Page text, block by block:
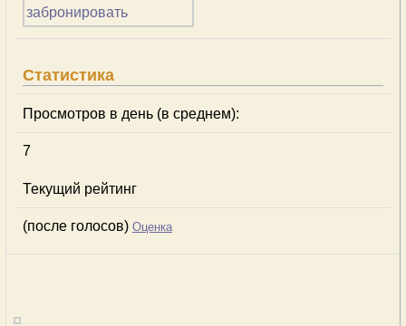
Статистика
Просмотров в день (в среднем):
7
Текущий рейтинг
(после голосов) Оценка